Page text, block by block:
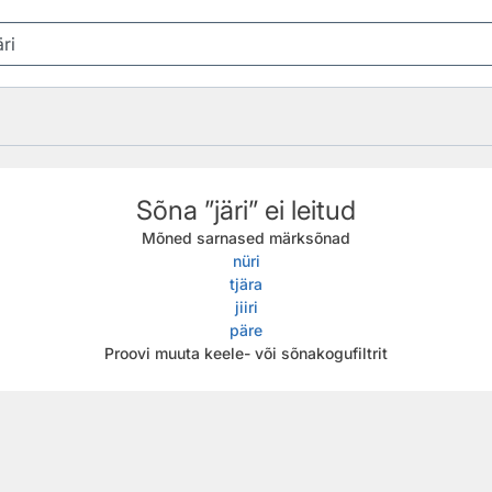
Sõna ”järi” ei leitud
Mõned sarnased märksõnad
nüri
tjära
jiiri
päre
Proovi muuta keele- või sõnakogufiltrit